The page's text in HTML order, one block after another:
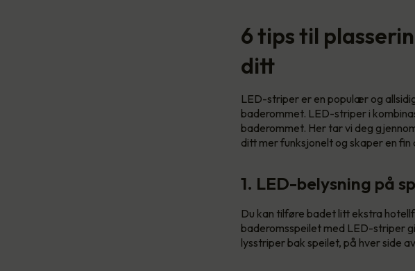
6 tips til
ditt
LED-striper er en populær og
baderommet. LED-striper i
baderommet. Her tar vi deg
ditt mer funksjonelt og skaper en
1. LED-belysning på
Du kan tilføre badet litt ekstra
baderomsspeilet med LED-striper
lysstriper bak speilet, på hver side